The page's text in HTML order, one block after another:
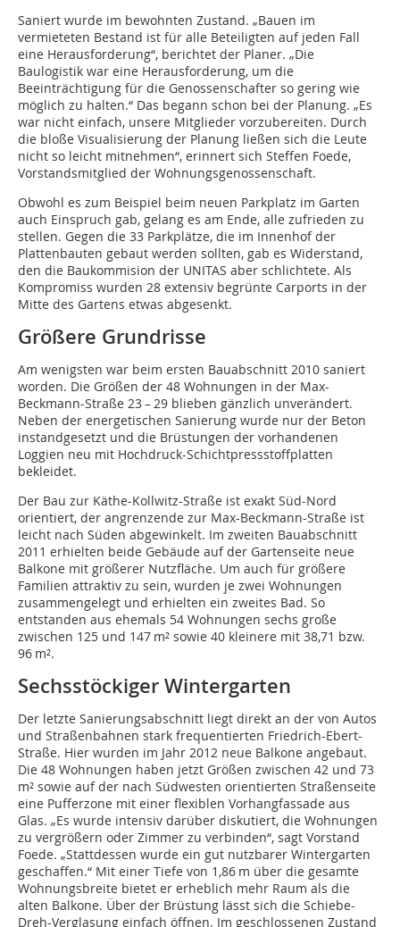
Saniert wurde im bewohnten Zustand. „Bauen im
vermieteten Bestand ist für alle Beteiligten auf jeden Fall
eine Herausforderung“, berichtet der Planer. „Die
Baulogistik war eine Herausforderung, um die
Beeinträchtigung für die Genossenschafter so gering wie
möglich zu halten.“ Das begann schon bei der Planung. „Es
war nicht einfach, unsere Mitglieder vorzubereiten. Durch
die bloße Visualisierung der Planung ließen sich die Leute
nicht so leicht mitnehmen“, erinnert sich Steffen Foede,
Vorstandsmitglied der Wohnungsgenossenschaft.
Obwohl es zum Beispiel beim neuen Parkplatz im Garten
auch Einspruch gab, gelang es am Ende, alle zufrieden zu
stellen. Gegen die 33 Parkplätze, die im Innenhof der
Plattenbauten gebaut werden sollten, gab es Widerstand,
den die Baukommision der UNITAS aber schlichtete. Als
Kompromiss wurden 28 extensiv begrünte Carports in der
Mitte des Gartens etwas abgesenkt.
Größere Grundrisse
Am wenigsten war beim ersten Bauabschnitt 2010 saniert
worden. Die Größen der 48 Wohnungen in der Max-
Beckmann-Straße 23 – 29 blieben gänzlich unverändert.
Neben der energetischen Sanierung wurde nur der Beton
instandgesetzt und die Brüstungen der vorhandenen
Loggien neu mit Hochdruck-Schichtpressstoffplatten
bekleidet.
Der Bau zur Käthe-Kollwitz-Straße ist exakt Süd-Nord
orientiert, der angrenzende zur Max-Beckmann-Straße ist
leicht nach Süden abgewinkelt. Im zweiten Bauabschnitt
2011 erhielten beide Gebäude auf der Gartenseite neue
Balkone mit größerer Nutzfläche. Um auch für größere
Familien attraktiv zu sein, wurden je zwei Wohnungen
zusammengelegt und erhielten ein zweites Bad. So
entstanden aus ehemals 54 Wohnungen sechs große
zwischen 125 und 147 m² sowie 40 kleinere mit 38,71 bzw.
96 m².
Sechsstöckiger Wintergarten
Der letzte Sanierungsabschnitt liegt direkt an der von Autos
und Straßenbahnen stark frequentierten Friedrich-Ebert-
Straße. Hier wurden im Jahr 2012 neue Balkone angebaut.
Die 48 Wohnungen haben jetzt Größen zwischen 42 und 73
m² sowie auf der nach Südwesten orientierten Straßenseite
eine Pufferzone mit einer flexiblen Vorhangfassade aus
Glas. „Es wurde intensiv darüber diskutiert, die Wohnungen
zu vergrößern oder Zimmer zu verbinden“, sagt Vorstand
Foede. „Stattdessen wurde ein gut nutzbarer Wintergarten
geschaffen.“ Mit einer Tiefe von 1,86 m über die gesamte
Wohnungsbreite bietet er erheblich mehr Raum als die
alten Balkone. Über der Brüstung lässt sich die Schiebe-
Dreh-Verglasung einfach öffnen. Im geschlossenen Zustand